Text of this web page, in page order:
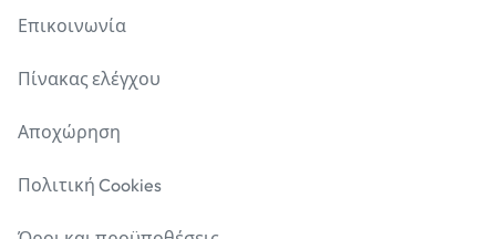
Επικοινωνία
Πίνακας ελέγχου
Αποχώρηση
Πολιτική Cookies